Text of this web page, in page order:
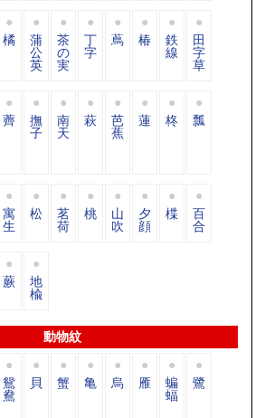
橘 蒲
公
英
茶
の
実
丁
字
蔦 椿 鉄
線
田
字
草
薺 撫
子
南
天
萩 芭
蕉
蓮 柊 瓢
寓
生
松 茗
荷
桃 山
吹
夕
顔
楪 百
合
蕨 地
楡
動物紋
鴛
鴦
貝 蟹 亀 烏 雁 蝙
蝠
鷺